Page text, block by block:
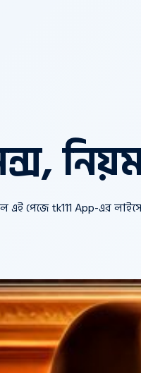
tk111 App-এর